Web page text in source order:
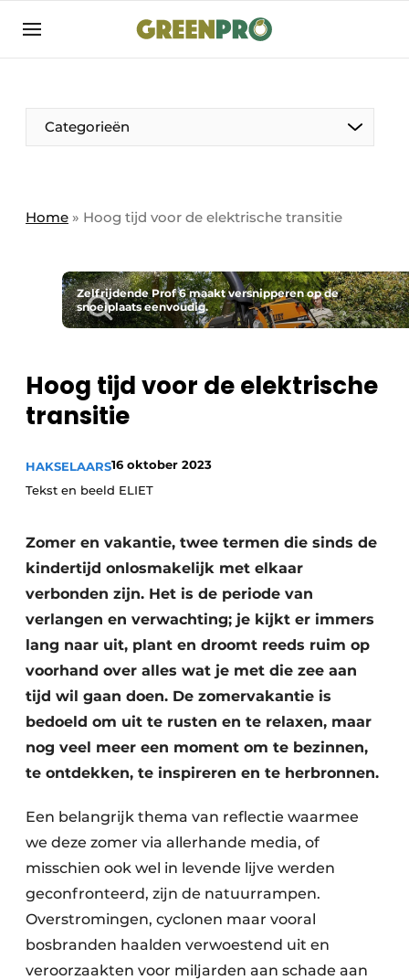
Aanmelden
Bedrijven
Bedrijven
Direct contact
GreenPro | Platform voor de tuin- en
groenprofessional
Meest gelezen
Podcasts
Privacy / Cookie statement
Categorieën
Home » Hoog tijd voor de elektrische transitie
Zelfrijdende Prof 6 maakt versnipperen op de
snoeiplaats eenvoudig.
Hoog tijd voor de elektrische
transitie
HAKSELAARS16 oktober 2023
Tekst en beeld ELIET
Zomer en vakantie, twee termen die sinds de
kindertijd onlosmakelijk met elkaar
verbonden zijn. Het is de periode van
verlangen en verwachting; je kijkt er immers
lang naar uit, plant en droomt reeds ruim op
voorhand over alles wat je met die zee aan
tijd wil gaan doen. De zomervakantie is
bedoeld om uit te rusten en te relaxen, maar
nog veel meer een moment om te bezinnen,
te ontdekken, te inspireren en te herbronnen.
Een belangrijk thema van reflectie waarmee
we deze zomer via allerhande media, of
misschien ook wel in levende lijve werden
geconfronteerd, zijn de natuurrampen.
Overstromingen, cyclonen maar vooral
bosbranden haalden verwoestend uit en
veroorzaakten voor miljarden aan schade aan